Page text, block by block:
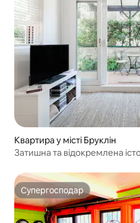
Квартира у місті Бруклін
Затишна та відокремлена
Супергосподар
Супергосподар